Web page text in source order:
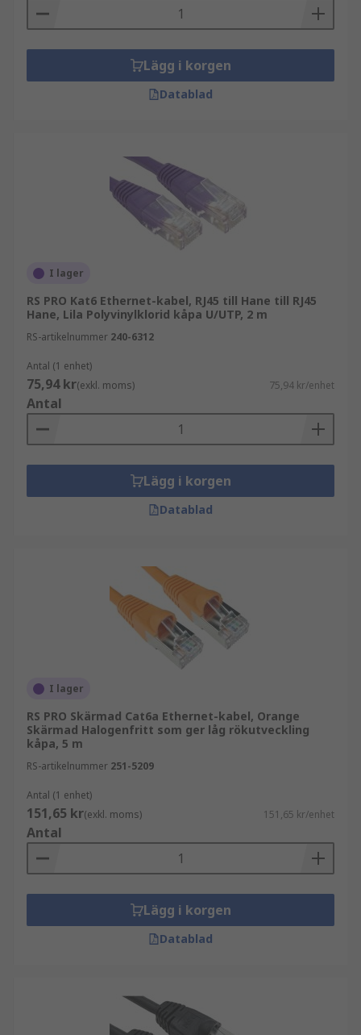
Lägg i korgen
Datablad
I lager
RS PRO Kat6 Ethernet-kabel, RJ45 till Hane till RJ45
Hane, Lila Polyvinylklorid kåpa U/UTP, 2 m
RS-artikelnummer 240-6312
Antal (1 enhet)
75,94 kr(exkl. moms) 75,94 kr/enhet
Antal
Lägg i korgen
Datablad
I lager
RS PRO Skärmad Cat6a Ethernet-kabel, Orange
Skärmad Halogenfritt som ger låg rökutveckling
kåpa, 5 m
RS-artikelnummer 251-5209
Antal (1 enhet)
151,65 kr(exkl. moms) 151,65 kr/enhet
Antal
Lägg i korgen
Datablad